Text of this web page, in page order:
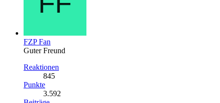
FZP Fan
Guter Freund
Reaktionen
845
Punkte
3.592